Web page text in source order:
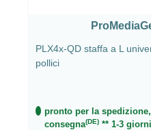
PLX4x-QD staffa a L
pollici
pronto per la
consegna(DE) ** 1-3